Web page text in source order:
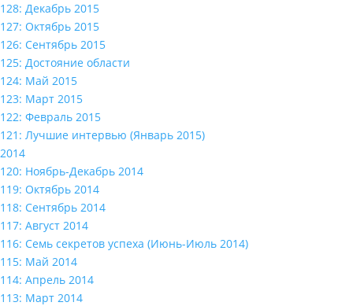
128: Декабрь 2015
127: Октябрь 2015
126: Сентябрь 2015
125: Достояние области
124: Май 2015
123: Март 2015
122: Февраль 2015
121: Лучшие интервью (Январь 2015)
2014
120: Ноябрь-Декабрь 2014
119: Октябрь 2014
118: Сентябрь 2014
117: Август 2014
116: Семь секретов успеха (Июнь-Июль 2014)
115: Май 2014
114: Апрель 2014
113: Март 2014